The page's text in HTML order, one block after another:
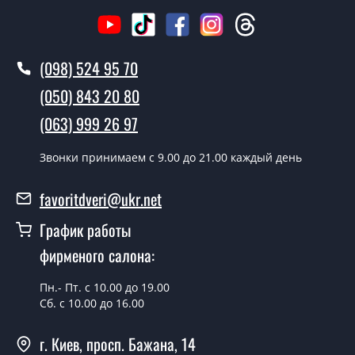
Вызов замерщика-консультанта стоит 500 грн.
Да производим. Монтаж дверных полотен
производится согласно очереди, во все дни кроме
Сколько стоит установка дверей
Полуостекленное - от 1800 грн.
Можно на сегодня вызвать
замерщика?
У вас есть в наличии готовые
(098) 524 95 70
(050) 843 20 80
(063) 999 26 97
Звонки принимаем c 9.00 до 21.00 каждый день
favoritdveri@ukr.net
График работы
фирменого салона:
Пн.- Пт. с 10.00 до 19.00
Сб. с 10.00 до 16.00
г. Киев, просп. Бажана, 14